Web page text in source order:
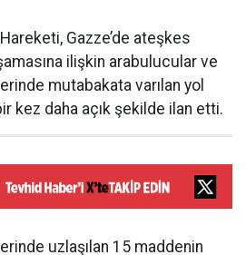
Gazze’de ateşkes
ilişkin arabulucular ve
mutabakata varılan yol
bir kez daha açık şekilde ilan etti.
uzlaşılan 15 maddenin